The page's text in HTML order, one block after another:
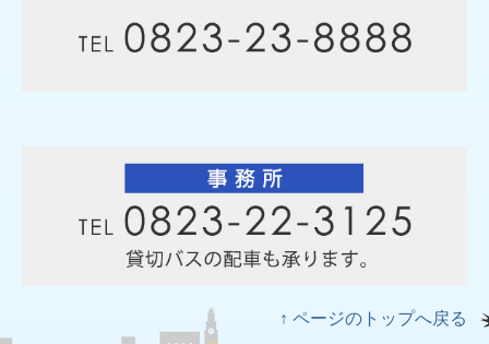
↑ ページのトップへ戻る